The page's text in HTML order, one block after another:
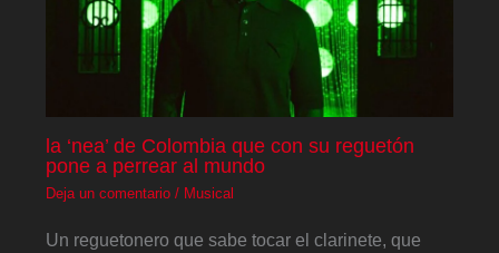
la ‘nea’ de Colombia que con su reguetón
pone a perrear al mundo
Deja un comentario / Musical
Un reguetonero que sabe tocar el clarinete, que